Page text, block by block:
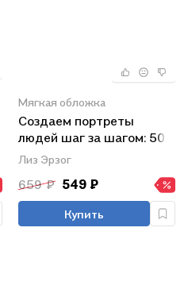
Мягкая обложка
Создаем портреты
людей шаг за шагом: 50
проектов с подробными
объяснениями и
рисунками + чистые
страницы для рисования
Лиз Эрзог
659 ₽ 549 ₽
Купить